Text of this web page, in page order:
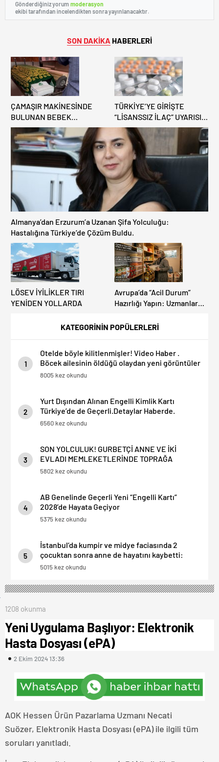
Gönderdiğiniz yorum moderasyon
ekibi tarafından incelendikten sonra yayınlanacaktır.
SON DAKİKA HABERLERİ
KATEGORİNİN POPÜLERLERİ
1
Otelde böyle kilitlenmişler! Video Haber .
Böcek ailesinin öldüğü olaydan yeni görüntüler
8005 kez okundu
2
Yurt Dışından Alınan Engelli Kimlik Kartı
Türkiye’de de Geçerli.Detaylar Haberde.
6560 kez okundu
3
SON YOLCULUK! GURBETÇİ ANNE VE İKİ
EVLADI MEMLEKETLERİNDE TOPRAĞA
VERİLDİ: YAN YANA TABUTLARI YÜREKLERİ
5802 kez okundu
4
AB Genelinde Geçerli Yeni “Engelli Kartı”
2028’de Hayata Geçiyor
5375 kez okundu
5
İstanbul‘da kumpir ve midye faciasında 2
çocuktan sonra anne de hayatını kaybetti:
Baba Servet Böçek Hastenede yaşam
5015 kez okundu
ÇAMAŞIR MAKİNESİNDE
BULUNAN BEBEK
CENAZESİ ŞOK ETTİ
TÜRKİYE’YE GİRİŞTE
“LİSANSSIZ İLAÇ” UYARISI:
GÜMRÜKTE EL
KONULUYOR!
Almanya’dan Erzurum’a Uzanan Şifa Yolculuğu:
Hastalığına Türkiye’de Çözüm Buldu.
LÖSEV İYİLİKLER TIRI
YENİDEN YOLLARDA
Avrupa’da “Acil Durum”
Hazırlığı Yapın: Uzmanlar
Geçirin” Diyor!
1208 okunma
Yeni Uygulama Başlıyor: Elektronik
Hasta Dosyası (ePA)
2 Ekim 2024 13:36
AOK Hessen Ürün Pazarlama Uzmanı Necati
Suözer, Elektronik Hasta Dosyası (ePA) ile ilgili tüm
soruları yanıtladı.